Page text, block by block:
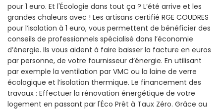
pour 1 euro. Et l'Écologie dans tout ça ? L’été arrive et les
grandes chaleurs avec ! Les artisans certifié RGE COUDRES
pour l’isolation à 1 euro, vous permettent de bénéficier des
conseils de professionnels spécialisé dans l’économie
d’énergie. Ils vous aident à faire baisser la facture en euros
par personne, de votre fournisseur d’énergie. En utilisant
par exemple la ventilation par VMC ou la laine de verre
écologique et l’isolation thermique. Le financement des
travaux : Effectuer la rénovation énergétique de votre
logement en passant par l'Éco Prêt à Taux Zéro. Grâce au